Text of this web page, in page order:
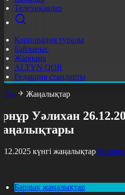
Телехикаялар
Корпорация туралы
Байланыс
Жарнама
ALTYN QOR
Редакция стандарты
Жаңалықтар
Уәлихан
күнгі жаңалықтар
Барлық жаңалықтар